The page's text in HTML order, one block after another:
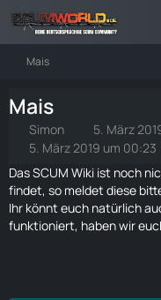
Mais
Mais
Simon
5. März
5. März 2019 um 00:23
Das SCUM Wiki ist noch
findet, so meldet diese
Ihr könnt euch natürlich
funktioniert, haben wir